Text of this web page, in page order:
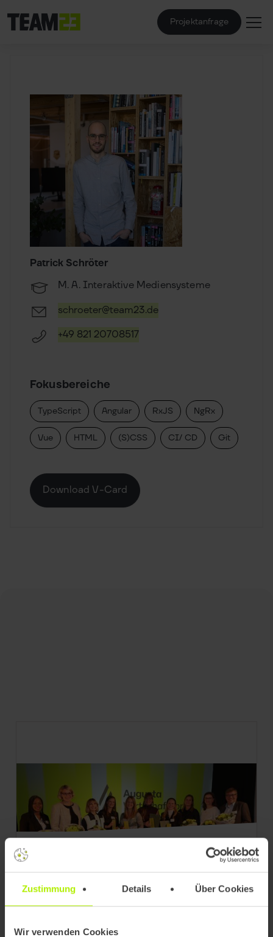
Zustimmung Details Über Cookies
Wir verwenden Cookies
Projektanfrage
Patrick Schröter
M. A. Interaktive Mediensysteme
schroeter@team23.de
‭+49 821 20708517‬
Fokusbereiche
TypeScript Angular RxJS NgRx
Vue HTML (S)CSS CI/ CD Git
Download V-Card
Managerin des Jahres 2025: Michaela
Schuster für moderne, mutige und
ausgezeichnet